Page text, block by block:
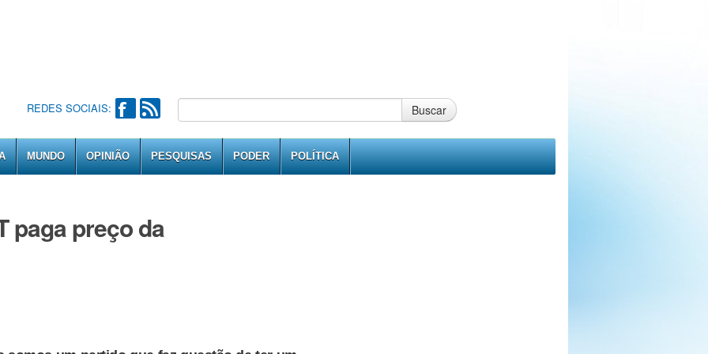
REDES SOCIAIS: Buscar
MUNDO OPINIÃO PESQUISAS PODER POLÍTICA
paga preço da